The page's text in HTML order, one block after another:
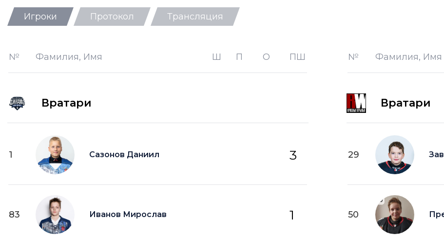
Ш — кол-во забитых шайб
О — кол-во очков в турнирной таблице
ПШ — пропущенные шайбы
+1 — шайба забитая в
шайба забитая в
Игроки Протокол Трансляция
№ Фамилия, Имя Ш П О ПШ
Вратари
1 Сазонов Даниил 3
83 Иванов Мирослав 1
№ Фамилия, Имя
Вратари
29
50